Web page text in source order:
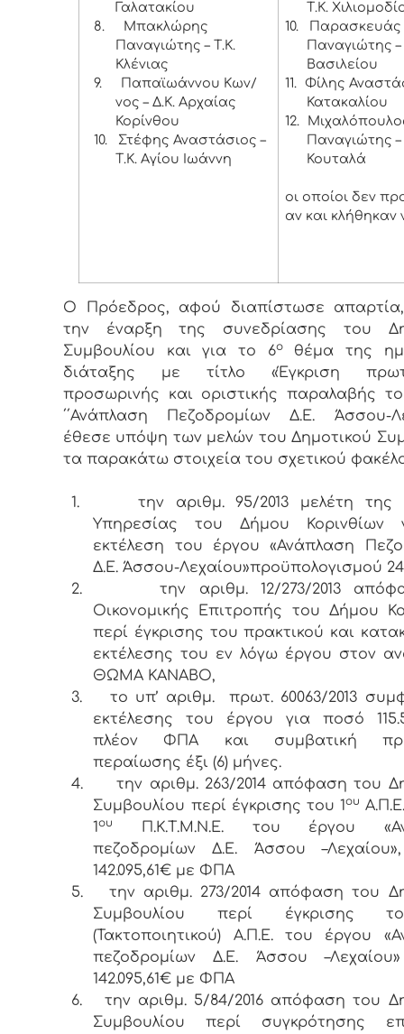
Γαλατακίου
8.
Μπακλώρης
Παναγιώτης – Τ.Κ.
Κλένιας
9.
Παπαϊωάννου Κων/
νος – Δ.Κ. Αρχαίας
Κορίνθου
10.
Στέφης Αναστάσιος –
Τ.Κ. Αγίου Ιωάννη
Τ.Κ.
10.
Παρασκευάς
Παναγιώτης –
Βασιλείου
11. Φίλης
Κατακαλίου
12.
Παναγιώτης –
Κουταλά
οι οποίοι δεν
αν και κλήθηκαν
Ο Πρόεδρος, αφού διαπίστωσε
την έναρξη της συνεδρίασης του
Συμβουλίου και για το 6οθέμα της
διάταξης με τίτλο «Έγκριση
προσωρινής και οριστικής παραλαβής
΄΄Ανάπλαση Πεζοδρομίων Δ.Ε. Άσσου-
έθεσε υπόψη των μελών του Δημοτικού
τα παρακάτω στοιχεία του σχετικού
1.
την αριθμ. 95/2013 μελέτη της
Υπηρεσίας του Δήμου Κορινθίων
εκτέλεση του έργου «Ανάπλαση
Δ.Ε. Άσσου-Λεχαίου»προϋπολογισμού
2.
την αριθμ. 12/273/2013
Οικονομικής Επιτροπής του Δήμου
περί έγκρισης του πρακτικού και
εκτέλεσης του εν λόγω έργου στον
ΘΩΜΑ ΚΑΝΑΒΟ,
3.
το υπ’ αριθμ. πρωτ. 60063/2013
εκτέλεσης του έργου για ποσό
πλέον ΦΠΑ και συμβατική
περαίωσης έξι (6) μήνες.
4.
την αριθμ. 263/2014 απόφαση του
Συμβουλίου περί έγκρισης του 1ου
1ου
Π.Κ.Τ.Μ.Ν.Ε. του έργου
πεζοδρομίων Δ.Ε. Άσσου
142.095,61€ με ΦΠΑ
5.
την αριθμ. 273/2014 απόφαση του
Συμβουλίου περί έγκρισης
(Τακτοποιητικού) Α.Π.Ε. του έργου
πεζοδρομίων Δ.Ε. Άσσου
142.095,61€ με ΦΠΑ
6.
την αριθμ. 5/84/2016 απόφαση του
Συμβουλίου περί συγκρότησης